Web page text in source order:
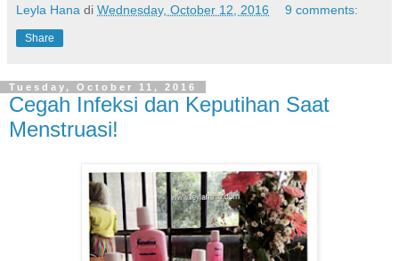
Leyla Hana di Wednesday, October 12, 2016 9 comments:
Share
Tuesday, October 11, 2016
Cegah Infeksi dan Keputihan Saat
Menstruasi!